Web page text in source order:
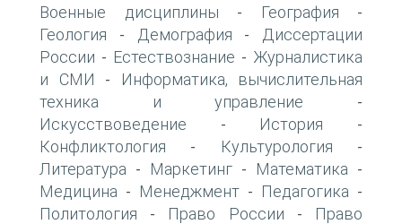
Военные дисциплины - География -
Геология - Демография -
Диссертации
России - Естествознание - Журналистика
и СМИ -
Информатика, вычислительная
техника и управление -
Искусствоведение - История -
Конфликтология - Культурология -
Литература - Маркетинг - Математика -
Медицина - Менеджмент - Педагогика -
Политология - Право России -
Право